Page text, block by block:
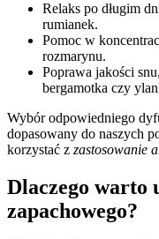
Relaks po długim
rumianek.
Pomoc w
rozmarynu.
Poprawa jakości
bergamotka czy
Wybór odpowiedniego
dopasowany do naszych
korzystać z zastosowanie
Dlaczego warto
zapachowego?